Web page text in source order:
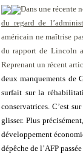
Dans une récente
du regard de
américain ne maîtrise
du rapport de Lincoln
Reprenant un récent
deux manquements de
surfait sur la
conservatrices. C’est
glisser. Plus
développement
dépêche de l’AFP